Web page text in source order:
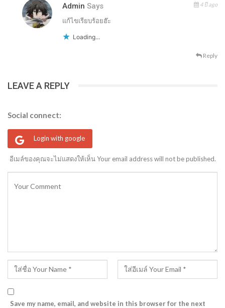
Admin Says 4 ปี ago
แก้ไขเรียบร้อยฮ๊ะ
Loading...
Reply
LEAVE A REPLY
Social connect:
Login with google
อีเมล์ของคุณจะไม่แสดงให้เห็น Your email address will not be published.
Save my name, email, and website in this browser for the next